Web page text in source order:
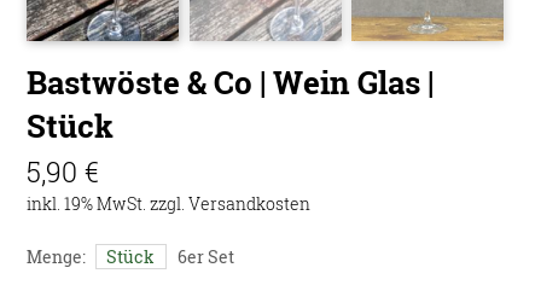
Bastwöste & Co | Wein Glas |
Stück
5,90 €
inkl. 19% MwSt. zzgl.Versandkosten
Menge: Stück 6er Set